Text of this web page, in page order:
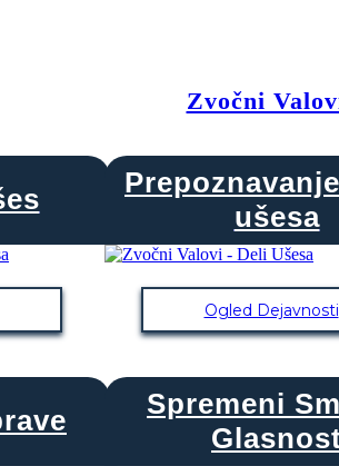
Zvočni
ušesa
Ogled Dejavnosti
Spremeni